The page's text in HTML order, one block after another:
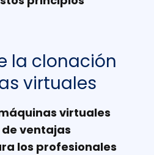
la clonación
virtuales
virtuales
ventajas
los profesionales